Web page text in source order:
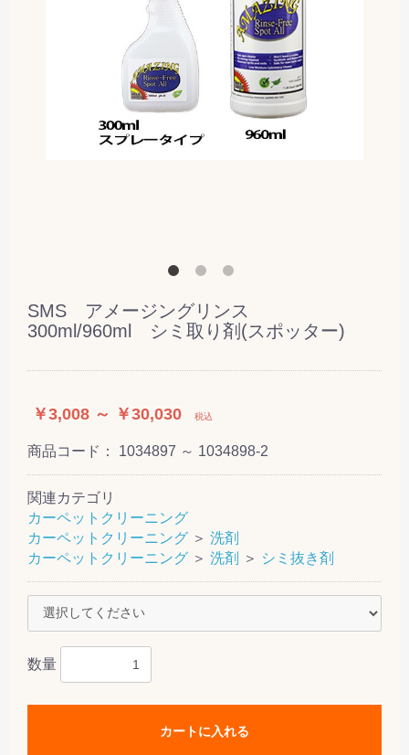
SMS アメージングリンス
300ml/960ml シミ取り剤(スポッター)
￥3,008 ～ ￥30,030 税込
商品コード： 1034897 ～ 1034898-2
関連カテゴリ
カーペットクリーニング
カーペットクリーニング ＞ 洗剤
カーペットクリーニング ＞ 洗剤 ＞ シミ抜き剤
数量
カートに入れる